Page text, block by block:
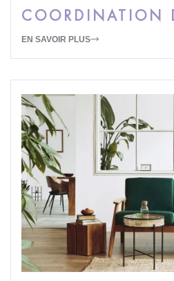
COORDINATION
EN SAVOIR PLUS